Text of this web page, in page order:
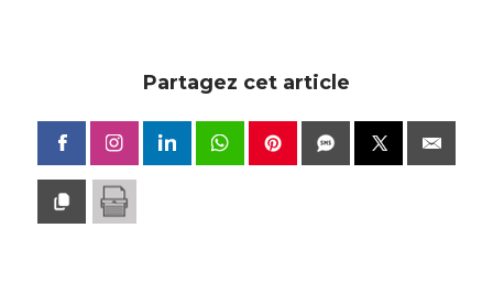
Partagez cet article